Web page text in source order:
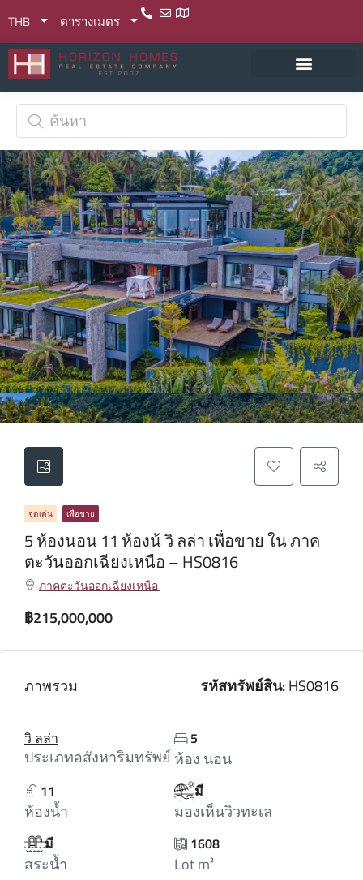
THB ตารางเมตร
จุดเด่น เพื่อขาย
5 ห้องนอน 11 ห้องน้ วิ ลล่า เพื่อขาย ใน ภาค
ตะวันออกเฉียงเหนือ – HS0816
ภาคตะวันออกเฉียงเหนือ
฿215,000,000
ภาพรวม รหัสทรัพย์สิน:HS0816
วิ ลล่า
ประเภทอสังหาริมทรัพย์
5
ห้อง นอน
11
ห้องน้ำ
มี
มองเห็นวิวทะเล
มี
สระน้ำ
1608
Lot m²